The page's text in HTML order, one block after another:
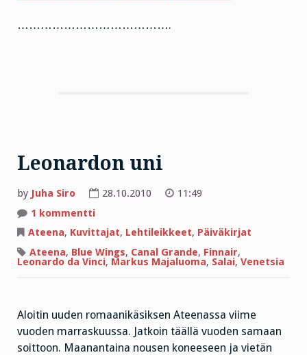
………………………………….
Leonardon uni
by Juha Siro 28.10.2010
11:49
1 kommenttiartikkeliin
uni
Ateena, Kuvittajat, Lehtileikkeet, Päiväkirjat
Ateena, Blue Wings, Canal Grande, Finnair,
Leonardo da Vinci, Markus Majaluoma, Salai, Venetsia
Aloitin uuden romaanikäsiksen Ateenassa viime
vuoden marraskuussa. Jatkoin täällä vuoden samaan
soittoon. Maanantaina nousen koneeseen ja vietän